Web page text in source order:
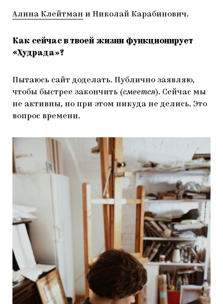
Алина Клейтман и Николай Карабинович.
Как сейчас в твоей жизни функционирует
«Худрада»?
Пытаюсь сайт доделать. Публично заявляю,
чтобы быстрее закончить (смеется). Сейчас мы
не активны, но при этом никуда не делись. Это
вопрос времени.